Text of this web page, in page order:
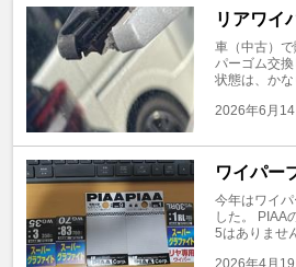
リアワイ
車（中古）
パーゴム交
状態は、か
2026年6月14
ワイパー
今年はワイ
した。 PIAA
5はありませ
2026年4月19